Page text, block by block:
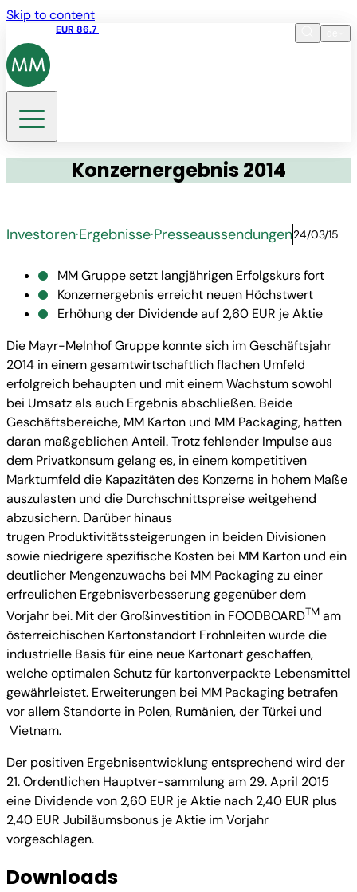
Skip to content
EUR 86.7
Konzernergebnis 2014
Investoren·Ergebnisse·Presseaussendungen24/03/15
MM Gruppe setzt langjährigen Erfolgskurs fort
Konzernergebnis erreicht neuen Höchstwert
Erhöhung der Dividende auf 2,60 EUR je Aktie
Die Mayr-Melnhof Gruppe konnte sich im Geschäftsjahr
2014 in einem gesamtwirtschaftlich flachen Umfeld
erfolgreich behaupten und mit einem Wachstum sowohl
bei Umsatz als auch Ergebnis abschließen. Beide
Geschäftsbereiche, MM Karton und MM Packaging, hatten
daran maßgeblichen Anteil. Trotz fehlender Impulse aus
dem Privatkonsum gelang es, in einem kompetitiven
Marktumfeld die Kapazitäten des Konzerns in hohem Maße
auszulasten und die Durchschnittspreise weitgehend
abzusichern. Darüber hinaus
trugen Produktivitätssteigerungen in beiden Divisionen
sowie niedrigere spezifische Kosten bei MM Karton und ein
deutlicher Mengenzuwachs bei MM Packaging zu einer
erfreulichen Ergebnisverbesserung gegenüber dem
Vorjahr bei. Mit der Großinvestition in FOODBOARDTM am
österreichischen Kartonstandort Frohnleiten wurde die
industrielle Basis für eine neue Kartonart geschaffen,
welche optimalen Schutz für kartonverpackte Lebensmittel
gewährleistet. Erweiterungen bei MM Packaging betrafen
vor allem Standorte in Polen, Rumänien, der Türkei und
Vietnam.
Der positiven Ergebnisentwicklung entsprechend wird der
21. Ordentlichen Hauptver-sammlung am 29. April 2015
eine Dividende von 2,60 EUR je Aktie nach 2,40 EUR plus
2,40 EUR Jubiläumsbonus je Aktie im Vorjahr
vorgeschlagen.
Downloads